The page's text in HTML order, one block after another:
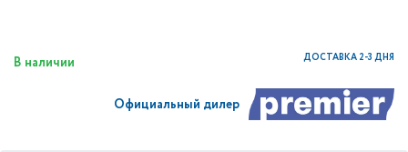
В наличии ДОСТАВКА 2-3 ДНЯ
Официальный дилер